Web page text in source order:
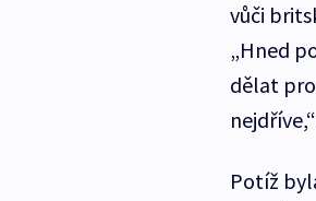
vůči
„Hned
dělat
Potíž